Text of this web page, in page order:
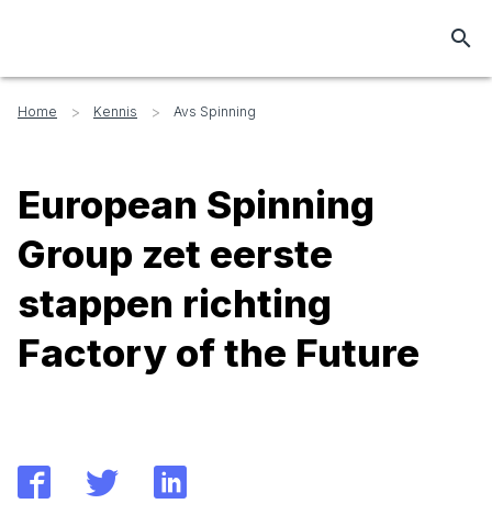
search
Home > Kennis > Avs Spinning
European Spinning
Group zet eerste
stappen richting
Factory of the Future